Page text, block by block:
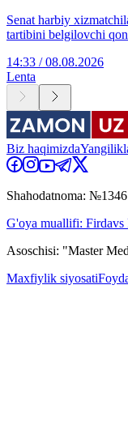
Senat harbiy
tartibini belgilovchi
14:33 / 08.08.2026
Lenta
Biz haqimizda
Shahodatnoma:
G'oya muallifi:
Asoschisi: "Master
Maxfiylik siyosati